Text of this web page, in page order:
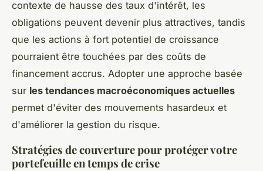
contexte de hausse des taux d'intérêt, les
obligations peuvent devenir plus attractives, tandis
que les actions à fort potentiel de croissance
pourraient être touchées par des coûts de
financement accrus. Adopter une approche basée
sur les tendances macroéconomiques actuelles
permet d'éviter des mouvements hasardeux et
d'améliorer la gestion du risque.
Stratégies de couverture pour protéger votre
portefeuille en temps de crise